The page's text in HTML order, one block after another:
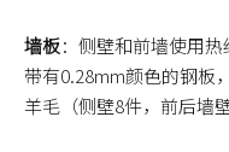
墙板：侧壁和前墙使用热
带有0.28mm颜色的钢板
羊毛（侧壁8件，前后墙